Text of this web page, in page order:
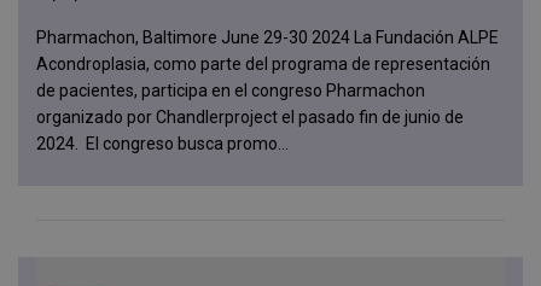
Pharmachon, Baltimore June 29-30 2024 La Fundación ALPE
Acondroplasia, como parte del programa de representación
de pacientes, participa en el congreso Pharmachon
organizado por Chandlerproject el pasado fin de junio de
2024. El congreso busca promo...